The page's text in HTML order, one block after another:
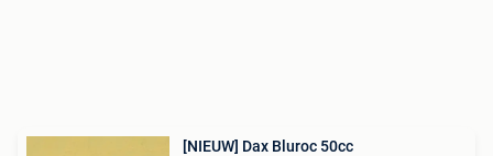
[NIEUW] Dax Bluroc 50cc